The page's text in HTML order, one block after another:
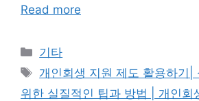
Read more
Categories
기타
Tags
개인회생 지원 제도 활용하기|
위한 실질적인 팁과 방법 | 개인회